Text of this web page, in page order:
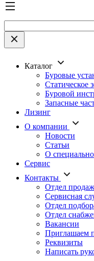
Каталог
Буровые
Статическое
Буровой
Запасные
Лизинг
О компании
Новости
Статьи
О
Сервис
Контакты
Отдел продаж
Сервисная
Отдел
Отдел
Вакансии
Приглашаем
Реквизиты
Написать